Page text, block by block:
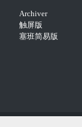
Archiver
触屏版
塞班简易版